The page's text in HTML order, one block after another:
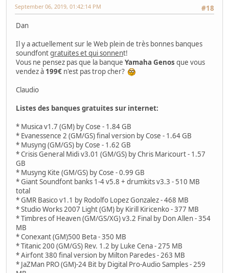
#18
September 06, 2019, 01:42:14 PM
Dan
Il y a actuellement sur le Web plein de très bonnes banques
soundfontgratuites et qui sonnent!
Vous ne pensez pas que la banque Yamaha Genos que vous
vendez à 199€ n'est pas trop cher?
Claudio
Listes des banques gratuites sur internet:
* Musica v1.7 (GM) by Cose - 1.84 GB
* Evanessence 2 (GM/GS) final version by Cose - 1.64 GB
* Musyng (GM/GS) by Cose - 1.62 GB
* Crisis General Midi v3.01 (GM/GS) by Chris Maricourt - 1.57
GB
* Musyng Kite (GM/GS) by Cose - 0.99 GB
* Giant Soundfont banks 1-4 v5.8 + drumkits v3.3 - 510 MB
total
* GMR Basico v1.1 by Rodolfo Lopez Gonzalez - 468 MB
* Studio Works 2007 Light (GM) by Kirill Kiricenko - 377 MB
* Timbres of Heaven (GM/GS/XG) v3.2 Final by Don Allen - 354
MB
* Conexant (GM)500 Beta - 350 MB
* Titanic 200 (GM/GS) Rev. 1.2 by Luke Cena - 275 MB
* Airfont 380 final version by Milton Paredes - 263 MB
* JaZMan PRO (GM)-24 Bit by Digital Pro-Audio Samples - 259